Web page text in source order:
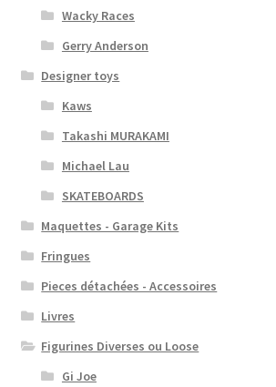
Wacky Races
Gerry Anderson
Designer toys
Kaws
Takashi MURAKAMI
Michael Lau
SKATEBOARDS
Maquettes - Garage Kits
Fringues
Pieces détachées - Accessoires
Livres
Figurines Diverses ou Loose
Gi Joe